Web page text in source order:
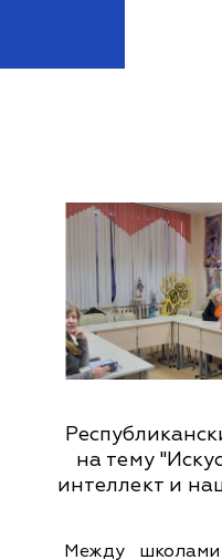
на тему
интеллект и
Между